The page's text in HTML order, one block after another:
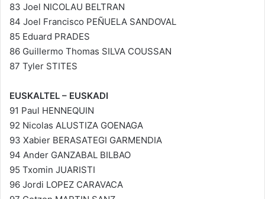
83 Joel NICOLAU BELTRAN
84 Joel Francisco PEÑUELA SANDOVAL
85 Eduard PRADES
86 Guillermo Thomas SILVA COUSSAN
87 Tyler STITES
EUSKALTEL – EUSKADI
91 Paul HENNEQUIN
92 Nicolas ALUSTIZA GOENAGA
93 Xabier BERASATEGI GARMENDIA
94 Ander GANZABAL BILBAO
95 Txomin JUARISTI
96 Jordi LOPEZ CARAVACA